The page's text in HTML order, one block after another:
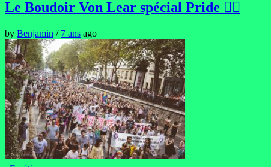
Le Boudoir Von Lear spécial Pride 🏳️‍🌈
by Benjamin / 7 ans ago